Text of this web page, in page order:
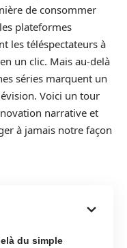
de consommer
plateformes
les téléspectateurs à
un clic. Mais au-delà
séries marquent un
Voici un tour
narrative et
à jamais notre façon
du simple